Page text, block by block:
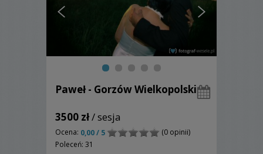
Paweł - Gorzów Wielkopolski
3500 zł/ sesja
Ocena: 0,00 / 5
(0 opinii)
Poleceń: 31